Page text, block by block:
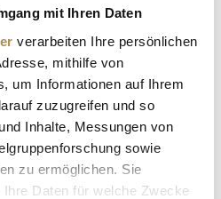
mit Ihren Daten
verarbeiten Ihre persönlichen
mithilfe von
um Informationen auf Ihrem
zuzugreifen und so
Inhalte, Messungen von
sowie
zu ermöglichen. Sie
Daten für welche Zwecke